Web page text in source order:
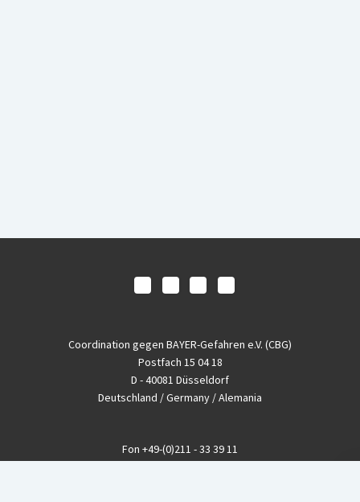
Coordination gegen BAYER-Gefahren e.V. (CBG)
Postfach 15 04 18
D - 40081 Düsseldorf
Deutschland / Germany / Alemania
Fon +49-(0)211 - 33 39 11